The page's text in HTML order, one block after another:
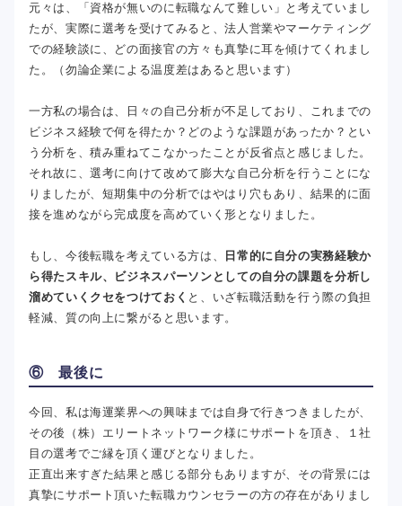
元々は、「資格が無いのに転職なんて難しい」と考えていまし
たが、実際に選考を受けてみると、法人営業やマーケティング
での経験談に、どの面接官の方々も真摯に耳を傾けてくれまし
た。（勿論企業による温度差はあると思います）
一方私の場合は、日々の自己分析が不足しており、これまでの
ビジネス経験で何を得たか？どのような課題があったか？とい
う分析を、積み重ねてこなかったことが反省点と感じました。
それ故に、選考に向けて改めて膨大な自己分析を行うことにな
りましたが、短期集中の分析ではやはり穴もあり、結果的に面
接を進めながら完成度を高めていく形となりました。
もし、今後転職を考えている方は、
日常的に自分の実務経験か
ら得たスキル、ビジネスパーソンとしての自分の課題を分析し
溜めていくクセをつけておく と、いざ転職活動を行う際の負担
軽減、質の向上に繋がると思います。
⑥ 最後に
今回、私は海運業界への興味までは自身で行きつきましたが、
その後（株）エリートネットワーク様にサポートを頂き、１社
目の選考でご縁を頂く運びとなりました。
正直出来すぎた結果と感じる部分もありますが、その背景には
真摯にサポート頂いた転職カウンセラーの方の存在がありまし